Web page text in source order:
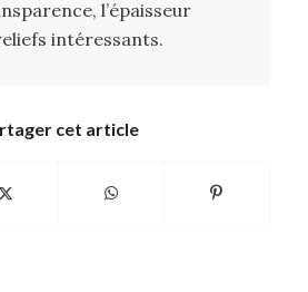
l’épaisseur
intéressants.
cet article